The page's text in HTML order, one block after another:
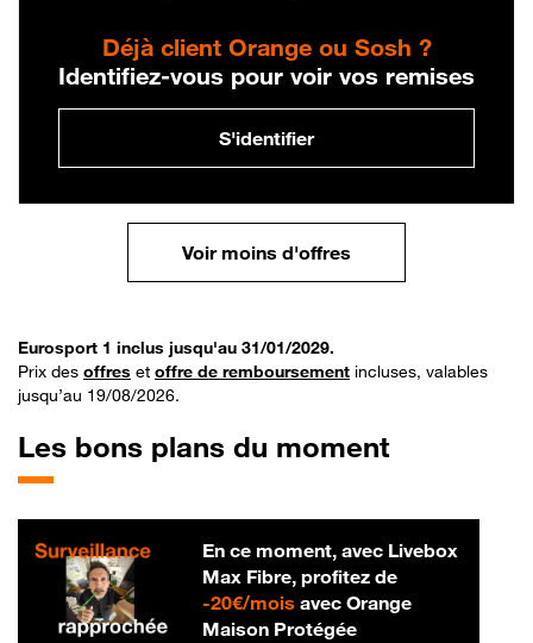
Déjà client Orange ou Sosh ?
Identifiez-vous pour voir vos remises
S'identifier
Voir moins d'offres
Eurosport 1 inclus jusqu'au 31/01/2029.
Prix des offres et offre de remboursement incluses, valables
jusqu’au 19/08/2026.
Les bons plans du moment
En ce moment, avec Livebox
Max Fibre, profitez de
-20€/mois20 € par mois
avec Orange
Maison Protégée